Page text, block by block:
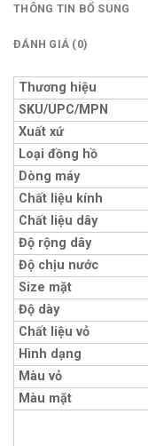
THÔNG TIN BỔ SUNG
ĐÁNH GIÁ (0)
Thương hiệu
SKU/UPC/MPN
Xuất xứ
Loại đồng hồ
Dòng máy
Chất liệu kính
Chất liệu dây
Độ rộng dây
Độ chịu nước
Size mặt
Độ dày
Chất liệu vỏ
Hình dạng
Màu vỏ
Màu mặt